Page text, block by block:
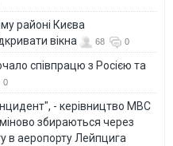
районі Києва
вікна
68 0
співпрацю з Росією та
0
- керівництво МВС
збираються через
в аеропорту Лейпцига